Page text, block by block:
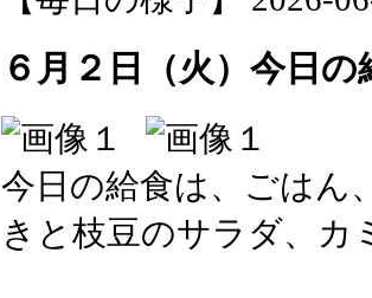
６月２日（火）今日の
今日の給食は、ごはん
きと枝豆のサラダ、カ